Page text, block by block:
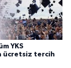
YKS
ücretsiz tercih